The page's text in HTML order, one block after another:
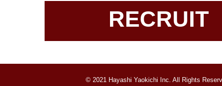
RECRUIT
© 2021 Hayashi Yaokichi Inc. All Rights